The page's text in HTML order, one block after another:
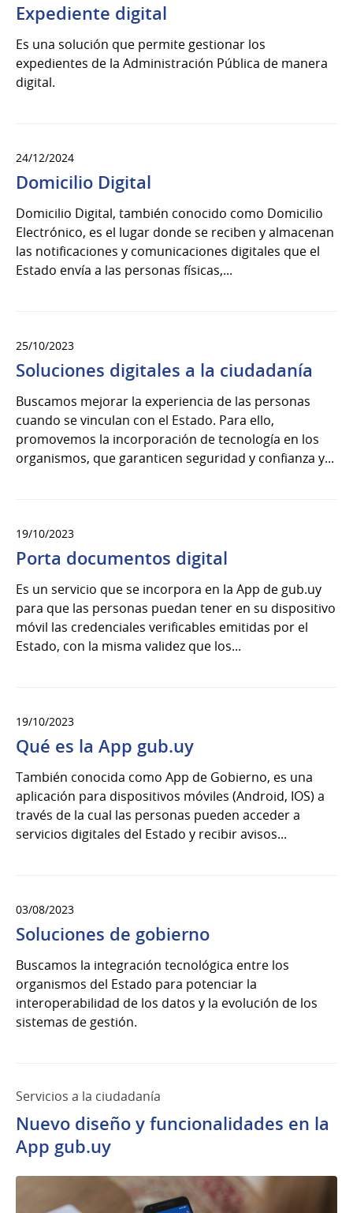
Expediente digital
Es una solución que permite gestionar los
expedientes de la Administración Pública de manera
digital.
24/12/2024
Domicilio Digital
Domicilio Digital, también conocido como Domicilio
Electrónico, es el lugar donde se reciben y almacenan
las notificaciones y comunicaciones digitales que el
Estado envía a las personas físicas,...
25/10/2023
Soluciones digitales a la ciudadanía
Buscamos mejorar la experiencia de las personas
cuando se vinculan con el Estado. Para ello,
promovemos la incorporación de tecnología en los
organismos, que garanticen seguridad y confianza y...
19/10/2023
Porta documentos digital
Es un servicio que se incorpora en la App de gub.uy
para que las personas puedan tener en su dispositivo
móvil las credenciales verificables emitidas por el
Estado, con la misma validez que los...
19/10/2023
Qué es la App gub.uy
También conocida como App de Gobierno, es una
aplicación para dispositivos móviles (Android, IOS) a
través de la cual las personas pueden acceder a
servicios digitales del Estado y recibir avisos...
03/08/2023
Soluciones de gobierno
Buscamos la integración tecnológica entre los
organismos del Estado para potenciar la
interoperabilidad de los datos y la evolución de los
sistemas de gestión.
Servicios a la ciudadanía
Nuevo diseño y funcionalidades en la
App gub.uy